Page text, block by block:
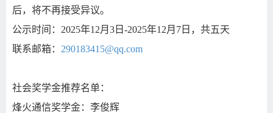
后，将不再接受异议。
公示时间： 2025年12月 3 日 -2025年12月 7 日，共五天
联系邮箱： 290183415@qq.com
社会奖学金推荐名单：
烽火通信奖学金：李俊辉